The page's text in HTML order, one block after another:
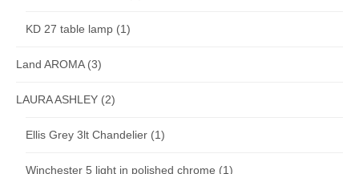
KD 27 table lamp (1)
Land AROMA(3)
LAURA ASHLEY (2)
Ellis Grey 3lt Chandelier (1)
Winchester 5 light in polished chrome (1)